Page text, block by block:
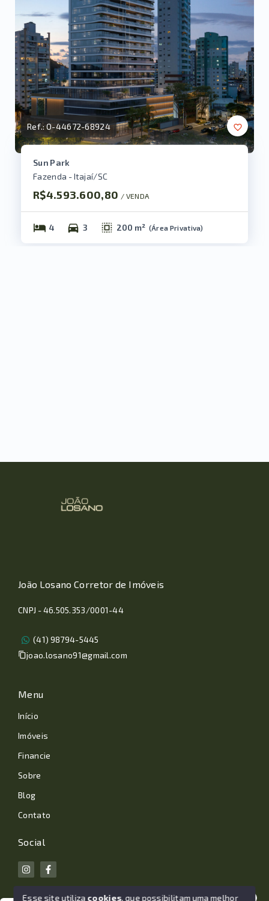
Ref.:O-44672-68924
Sun Park
Fazenda - Itajaí/SC
R$4.593.600,80 / VENDA
4 3 200 m² (Área Privativa)
João Losano Corretor de Imóveis
CNPJ - 46.505.353/0001-44
(41) 98794-5445
joao.losano91@gmail.com
Menu
Início
Imóveis
Financie
Sobre
Blog
Contato
Social
Esse site utiliza cookies, que possibilitam uma melhor